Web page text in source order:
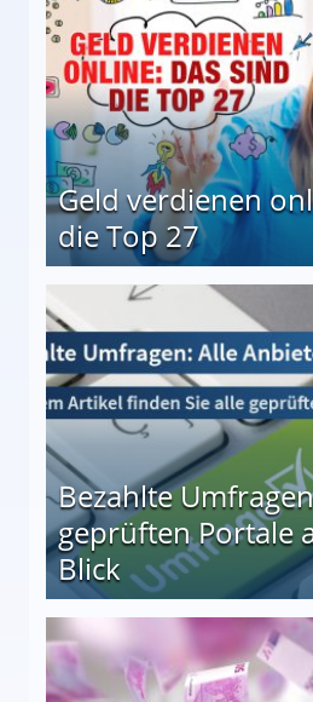
Geld verdienen
die Top 27
Bezahlte
geprüften Portale
Blick
auf einen Blick